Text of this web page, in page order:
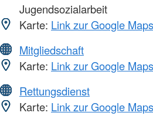
Jugendsozialarbeit
Karte: Link zur Google
Mitgliedschaft
Karte: Link zur Google
Rettungsdienst
Karte: Link zur Google